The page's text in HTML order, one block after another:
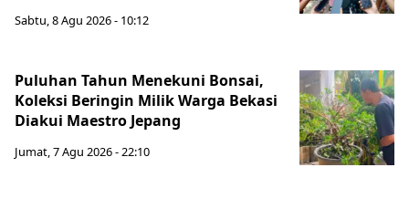
Sabtu, 8 Agu 2026 - 10:12
Puluhan Tahun Menekuni Bonsai,
Koleksi Beringin Milik Warga Bekasi
Diakui Maestro Jepang
Jumat, 7 Agu 2026 - 22:10